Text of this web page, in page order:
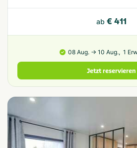
ab € 411
08 Aug. → 10 Aug., 1
Jetzt reservieren